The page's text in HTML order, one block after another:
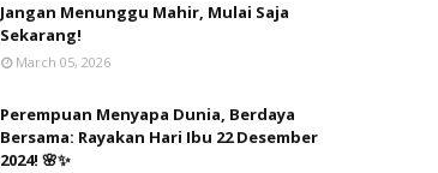
Jangan Menunggu Mahir, Mulai Saja
Sekarang!
March 05, 2026
Perempuan Menyapa Dunia, Berdaya
Bersama: Rayakan Hari Ibu 22 Desember
2024! 🌸✨